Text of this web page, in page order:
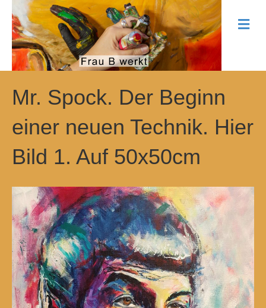
N
a
g
n
Mr. Spock. Der Beginn
einer neuen Technik. Hier
Bild 1. Auf 50x50cm